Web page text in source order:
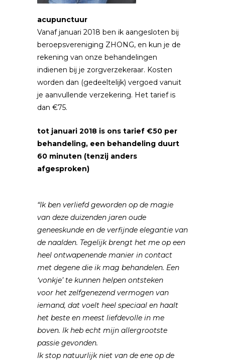
acupunctuur
Vanaf januari 2018 ben ik aangesloten bij
beroepsvereniging ZHONG, en kun je de
rekening van onze behandelingen
indienen bij je zorgverzekeraar. Kosten
worden dan (gedeeltelijk) vergoed vanuit
je aanvullende verzekering. Het tarief is
dan €75.
tot januari 2018 is ons tarief €50 per
behandeling, een behandeling duurt
60 minuten (tenzij anders
afgesproken)
“Ik ben verliefd geworden op de magie
van deze duizenden jaren oude
geneeskunde en de verfijnde elegantie van
de naalden. Tegelijk brengt het me op een
heel ontwapenende manier in contact
met degene die ik mag behandelen. Een
‘vonkje’ te kunnen helpen ontsteken
voor het zelfgenezend vermogen van
iemand, dat voelt heel speciaal en haalt
het beste en meest liefdevolle in me
boven. Ik heb echt mijn allergrootste
passie gevonden.
Ik stop natuurlijk niet van de ene op de